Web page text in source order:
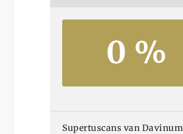
0 %
Supertuscans van Davinum